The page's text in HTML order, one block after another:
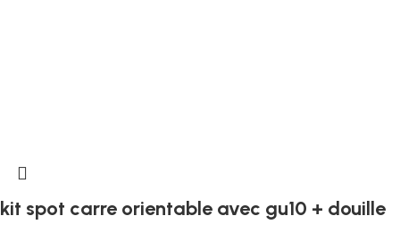
kit spot carre orientable avec gu10 + douille